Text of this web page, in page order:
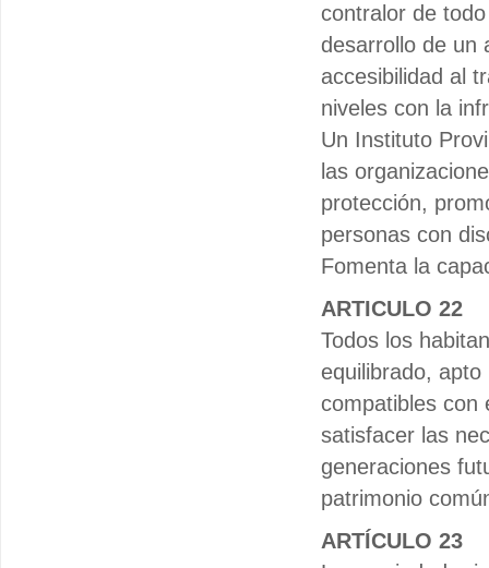
contralor de
desarrollo de un
accesibilidad al
niveles con la
Un Instituto
las
protección,
personas con
Fomenta la
ARTICULO 22
Todos los
equilibrado,
compatibles con
satisfacer las
generaciones
patrimonio
ARTÍCULO 23